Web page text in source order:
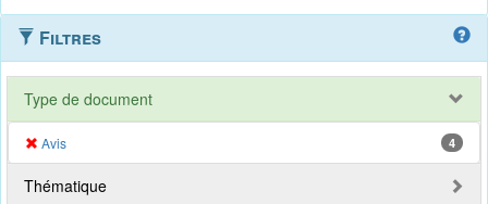
Filtres
Type de document
Avis 4
Thématique